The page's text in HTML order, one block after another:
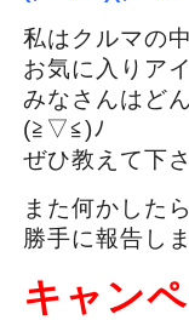
私はクルマの
お気に入りア
みなさんはど
(≧▽≦)ﾉ
ぜひ教えて下
また何かしたら
勝手に報告し
キャン